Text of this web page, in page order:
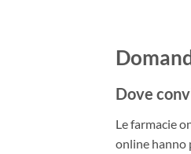
Dove
Le farmacie
online hanno